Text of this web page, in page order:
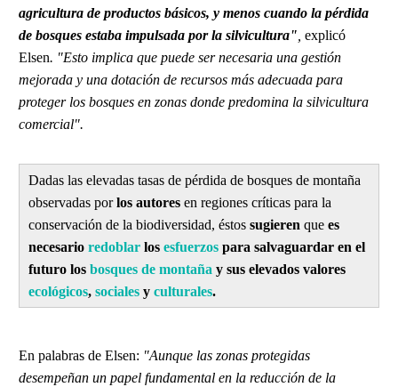
agricultura de productos básicos, y menos cuando la pérdida
de bosques estaba impulsada por la silvicultura" explicó
Elsen. "Esto implica que puede ser necesaria una gestión
mejorada y una dotación de recursos más adecuada para
proteger los bosques en zonas donde predomina la silvicultura
comercial".
Dadas las elevadas tasas de pérdida de bosques de montaña
observadas porlos autores en regiones críticas para la
conservación de la biodiversidad, éstos sugieren que es
necesario redoblar los esfuerzos para salvaguardar en el
futuro los bosques de montaña y sus elevados valores
ecológicos, sociales y culturales.
En palabras de Elsen: "Aunque las zonas protegidas
desempeñan un papel fundamental en la reducción de la